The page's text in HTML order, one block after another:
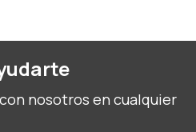
nosotros en cualquier